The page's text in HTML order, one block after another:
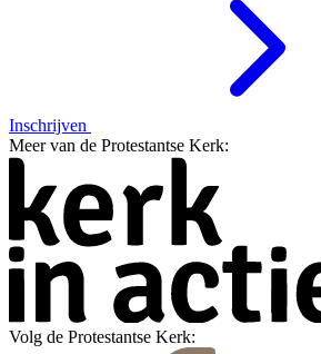
Inschrijven
Meer van de Protestantse Kerk:
Volg de Protestantse Kerk: